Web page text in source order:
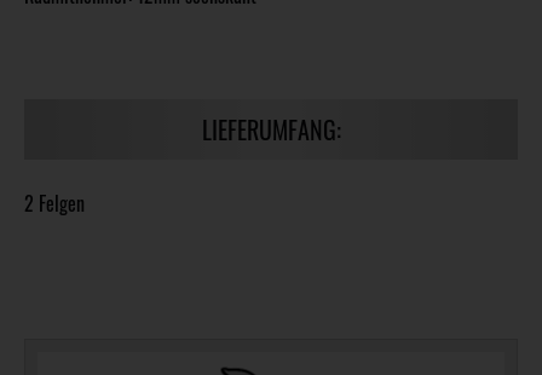
LIEFERUMFANG:
2 Felgen